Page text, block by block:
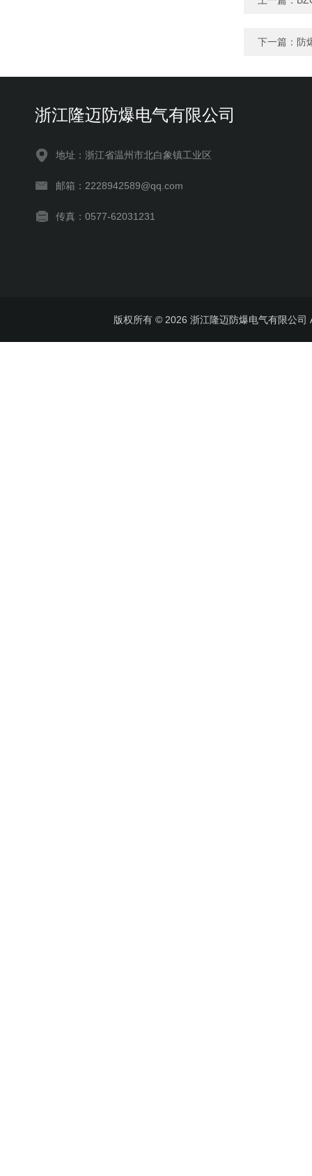
下一篇： 防
浙江隆迈防爆电气有限公司
地址：浙江省温州市北白象镇工业区
邮箱：2228942589@qq.com
传真：0577-62031231
版权所有 © 2026 浙江隆迈防爆电气有限